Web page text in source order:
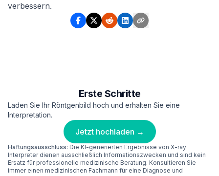
verbessern.
Erste Schritte
Laden Sie Ihr Röntgenbild hoch und erhalten Sie eine
Interpretation.
Jetzt hochladen →
Haftungsausschluss: Die KI-generierten Ergebnisse von X-ray
Interpreter dienen ausschließlich Informationszwecken und sind kein
Ersatz für professionelle medizinische Beratung. Konsultieren Sie
immer einen medizinischen Fachmann für eine Diagnose und